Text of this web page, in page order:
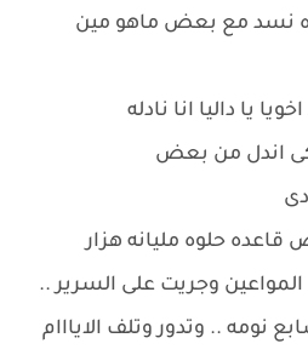
نسد مع بعض ماهو مين
يا داليا انا نادله
اندل من بعض
حلوه مليانه هزار
وجريت على السرير ..
نومه .. وتدور وتلف الايااام